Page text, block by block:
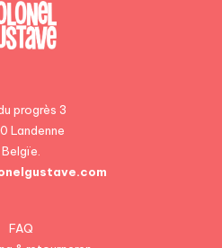
progrès 3
Landenne
Belgïe.
FAQ